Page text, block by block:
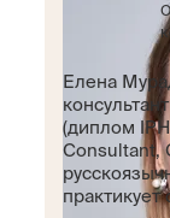
Елена
(диплом
практикует